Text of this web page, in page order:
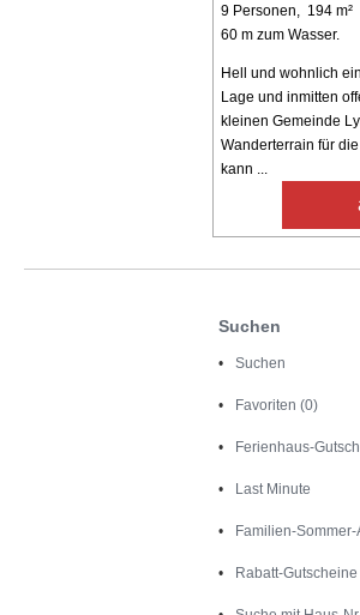
9 Personen, 194 m²
60 m zum Wasser.
Hell und wohnlich
Lage und inmitten
kleinen Gemeinde
Wanderterrain für
kann ...
Suchen
Suchen
Favoriten (0)
Ferienhaus-
Last Minute
Familien-
Rabatt-Gutscheine